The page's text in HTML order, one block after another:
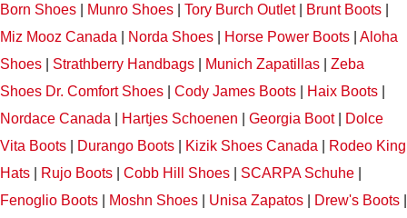
Born Shoes
Munro Shoes Tory Burch Outlet Brunt Boots
Miz Mooz Canada
Norda Shoes Horse Power Boots
Aloha
Shoes
Strathberry Handbags Munich Zapatillas
Zeba
Shoes Dr. Comfort Shoes Cody James Boots Haix Boots
Nordace Canada
Hartjes Schoenen Georgia Boot|
Dolce
Vita Boots
Durango Boots Kizik Shoes Canada
Rodeo King
Hats
Rujo Boots Cobb Hill Shoes SCARPA Schuhe
Fenoglio Boots
Moshn Shoes Unisa Zapatos Drew's Boots